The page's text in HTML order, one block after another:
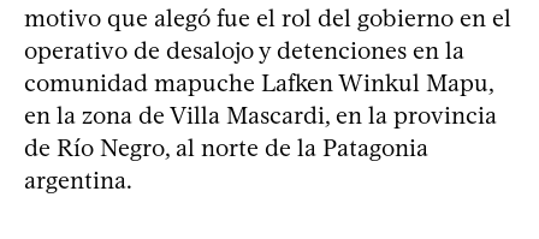
motivo que alegó fue el rol del gobierno en el
operativo de desalojo y detenciones en la
comunidad mapuche Lafken Winkul Mapu,
en la zona de Villa Mascardi, en la provincia
de Río Negro, al norte de la Patagonia
argentina.